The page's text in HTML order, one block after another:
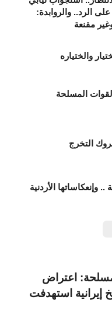
الرد.. والروابدة:
مقنعة
والختياره
المسلحة
التخرج
وإنعكاساتها الأردنية
اعتراض
صواريخ إيرانية استهدفت